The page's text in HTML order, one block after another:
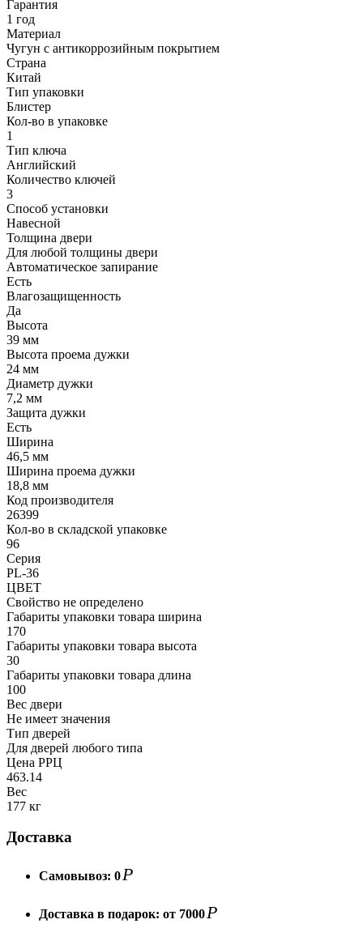
Гарантия
1 год
Материал
Чугун с антикоррозийным покрытием
Страна
Китай
Тип упаковки
Блистер
Кол-во в упаковке
1
Тип ключа
Английский
Количество ключей
3
Способ установки
Навесной
Толщина двери
Для любой толщины двери
Автоматическое запирание
Есть
Влагозащищенность
Да
Высота
39 мм
Высота проема дужки
24 мм
Диаметр дужки
7,2 мм
Защита дужки
Есть
Ширина
46,5 мм
Ширина проема дужки
18,8 мм
Код производителя
26399
Кол-во в складской упаковке
96
Серия
PL-36
ЦВЕТ
Свойство не определено
Габариты упаковки товара ширина
170
Габариты упаковки товара высота
30
Габариты упаковки товара длина
100
Вес двери
Не имеет значения
Тип дверей
Для дверей любого типа
Цена РРЦ
463.14
Вес
177 кг
Доставка
Самовывоз: 0Р
Доставка в подарок: от 7000Р